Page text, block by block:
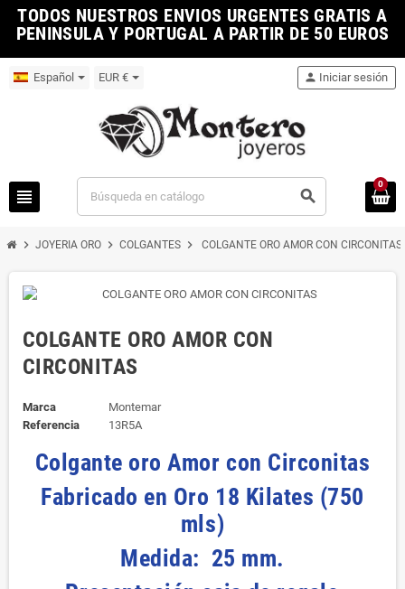
TODOS NUESTROS ENVIOS URGENTES GRATIS A
PENINSULA Y PORTUGAL A PARTIR DE 50 EUROS
Español EUR €
view_headline search
person Iniciar sesión
0
chevron_right JOYERIA ORO chevron_right COLGANTES chevron_right COLGANTE ORO AMOR CON CIRCONITAS
COLGANTE ORO AMOR CON
CIRCONITAS
Marca
Montemar
Referencia
13R5A
Colgante oro Amor con Circonitas
Fabricado en Oro 18 Kilates (750
mls)
Medida: 25 mm.